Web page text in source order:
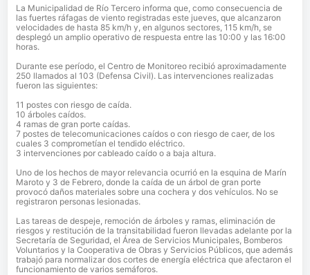
La Municipalidad de Río Tercero informa que, como consecuencia de
las fuertes ráfagas de viento registradas este jueves, que alcanzaron
velocidades de hasta 85 km/h y, en algunos sectores, 115 km/h, se
desplegó un amplio operativo de respuesta entre las 10:00 y las 16:00
horas.
Durante ese período, el Centro de Monitoreo recibió aproximadamente
250 llamados al 103 (Defensa Civil). Las intervenciones realizadas
fueron las siguientes:
11 postes con riesgo de caída.
10 árboles caídos.
4 ramas de gran porte caídas.
7 postes de telecomunicaciones caídos o con riesgo de caer, de los
cuales 3 comprometían el tendido eléctrico.
3 intervenciones por cableado caído o a baja altura.
Uno de los hechos de mayor relevancia ocurrió en la esquina de Marín
Maroto y 3 de Febrero, donde la caída de un árbol de gran porte
provocó daños materiales sobre una cochera y dos vehículos. No se
registraron personas lesionadas.
Las tareas de despeje, remoción de árboles y ramas, eliminación de
riesgos y restitución de la transitabilidad fueron llevadas adelante por la
Secretaría de Seguridad, el Área de Servicios Municipales, Bomberos
Voluntarios y la Cooperativa de Obras y Servicios Públicos, que además
trabajó para normalizar dos cortes de energía eléctrica que afectaron el
funcionamiento de varios semáforos.